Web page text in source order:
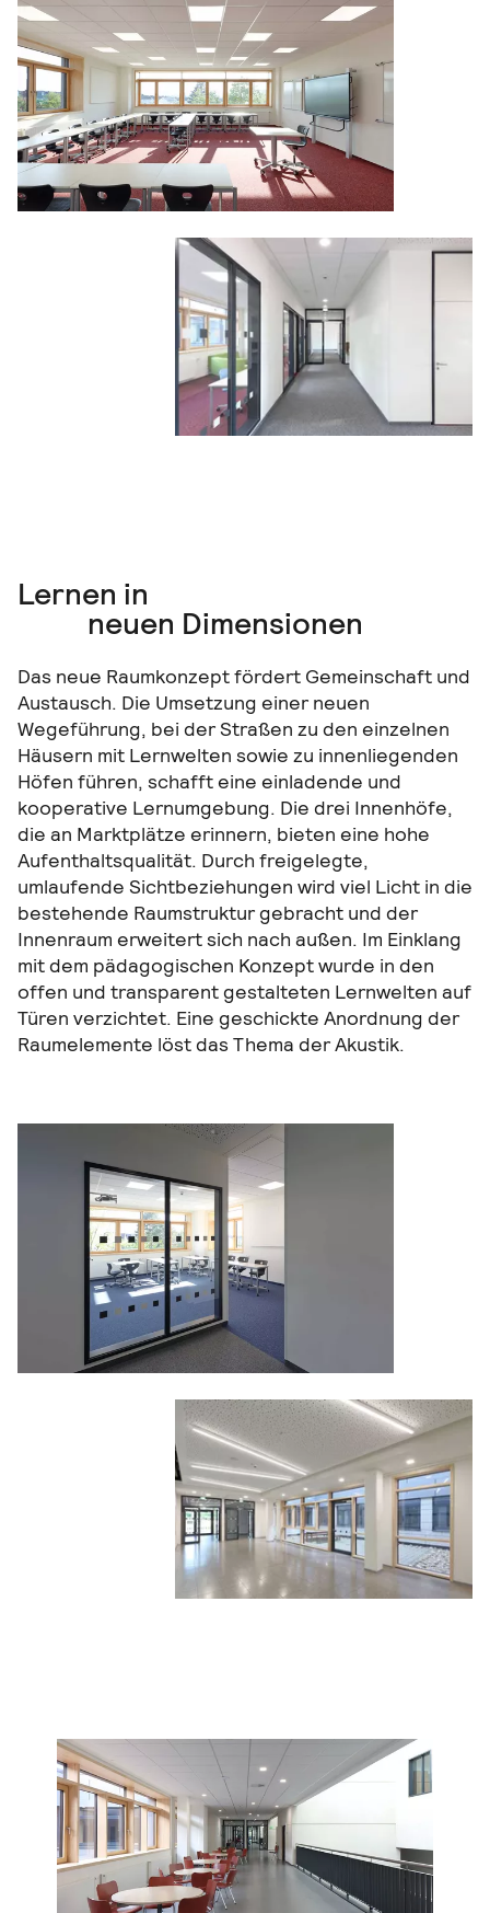
Lernen in
neuen Dimensionen
Das neue Raumkonzept fördert Gemeinschaft und
Austausch. Die Umsetzung einer neuen
Wegeführung, bei der Straßen zu den einzelnen
Häusern mit Lernwelten sowie zu innenliegenden
Höfen führen, schafft eine einladende und
kooperative Lernumgebung. Die drei Innenhöfe,
die an Marktplätze erinnern, bieten eine hohe
Aufenthaltsqualität. Durch freigelegte,
umlaufende Sichtbeziehungen wird viel Licht in die
bestehende Raumstruktur gebracht und der
Innenraum erweitert sich nach außen. Im Einklang
mit dem pädagogischen Konzept wurde in den
offen und transparent gestalteten Lernwelten auf
Türen verzichtet. Eine geschickte Anordnung der
Raumelemente löst das Thema der Akustik.